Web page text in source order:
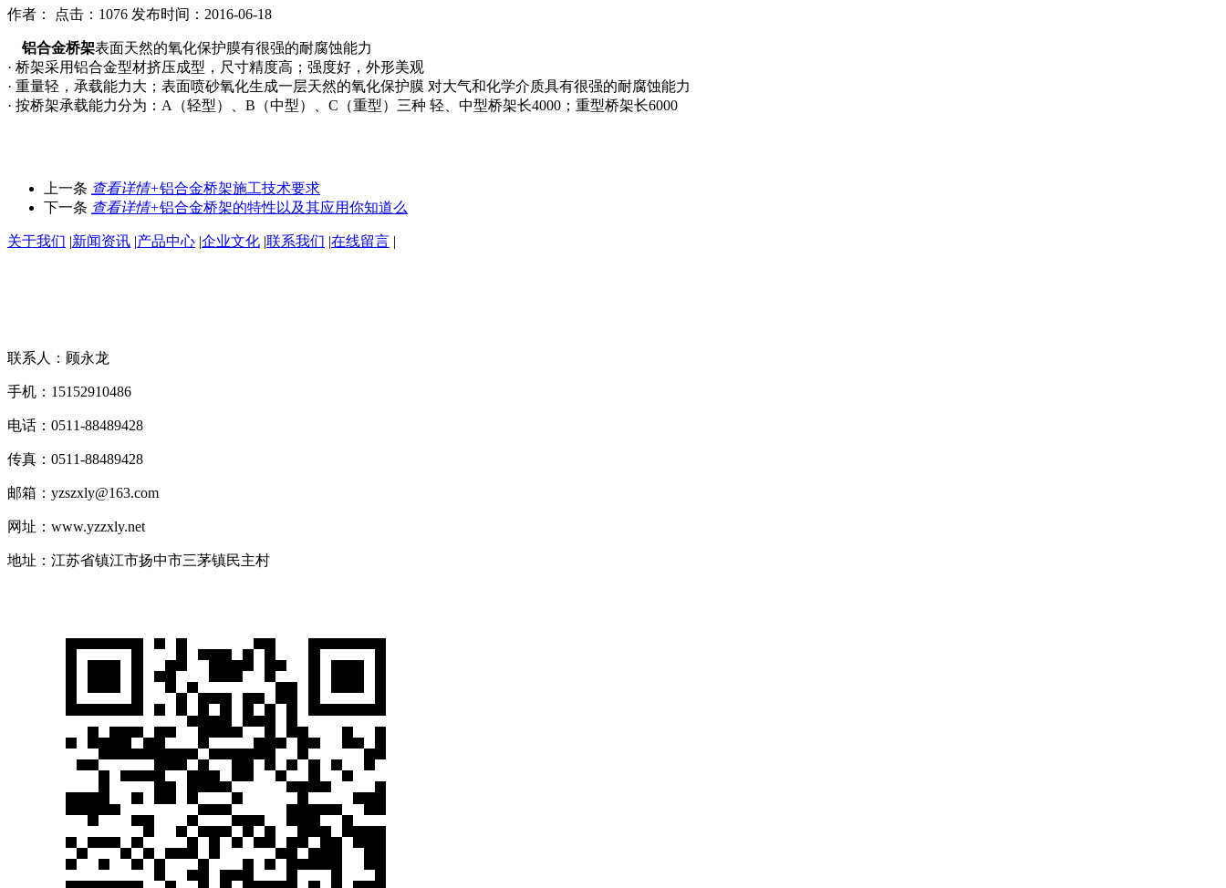
作者： 点击：1076 发布时间：2016-06-18
铝合金桥架表面天然的氧化保护膜有很强的耐腐蚀能力
· 桥架采用铝合金型材挤压成型，尺寸精度高；强度好，外形美观
· 重量轻，承载能力大；表面喷砂氧化生成一层天然的氧化保护膜 对大气和化学介质具有很强的耐腐蚀能力
· 按桥架承载能力分为：A（轻型）、B（中型）、C（重型）三种 轻、中型桥架长4000；重型桥架长6000
上一条 查看详情+铝合金桥架施工技术要求
下一条 查看详情+铝合金桥架的特性以及其应用你知道么
关于我们 |新闻资讯 |产品中心 |企业文化 |联系我们 |在线留言 |
联系人：顾永龙
手机：15152910486
电话：0511-88489428
传真：0511-88489428
邮箱：yzszxly@163.com
网址：www.yzzxly.net
地址：江苏省镇江市扬中市三茅镇民主村